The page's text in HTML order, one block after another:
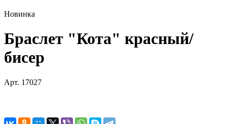
Новинка
Браслет "Кота" красный/
бисер
Арт. 17027